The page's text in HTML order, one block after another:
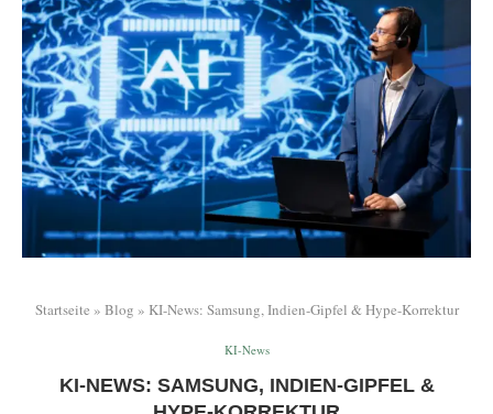
Startseite » Blog » KI-News: Samsung, Indien-Gipfel & Hype-Korrektur
KI-News
KI-NEWS: SAMSUNG, INDIEN-GIPFEL &